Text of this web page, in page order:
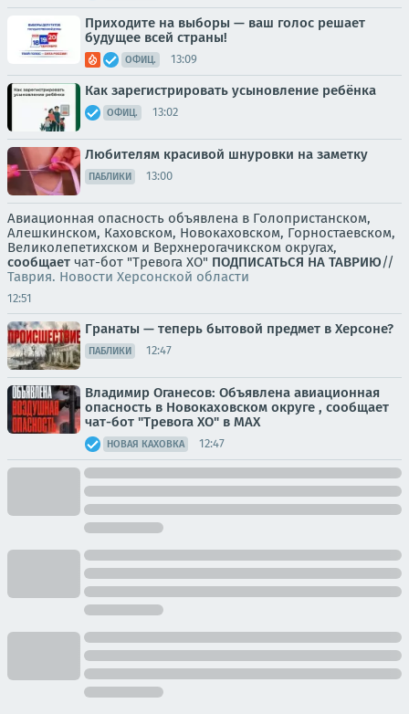
Приходите на выборы — ваш голос решает
будущее всей страны!
ОФИЦ. 13:09
Как зарегистрировать усыновление ребёнка
ОФИЦ. 13:02
Любителям красивой шнуровки на заметку
ПАБЛИКИ 13:00
Авиационная опасность объявлена в Голопристанском,
Алешкинском, Каховском, Новокаховском, Горностаевском,
Великолепетихском и Верхнерогачикском округах,
сообщает чат-бот "Тревога ХО" ПОДПИСАТЬСЯ НА ТАВРИЮ//
Таврия. Новости Херсонской области
12:51
Гранаты — теперь бытовой предмет в Херсоне?
ПАБЛИКИ 12:47
Владимир Оганесов: Объявлена авиационная
опасность в Новокаховском округе , сообщает
чат-бот "Тревога ХО" в MAX
НОВАЯ КАХОВКА 12:47